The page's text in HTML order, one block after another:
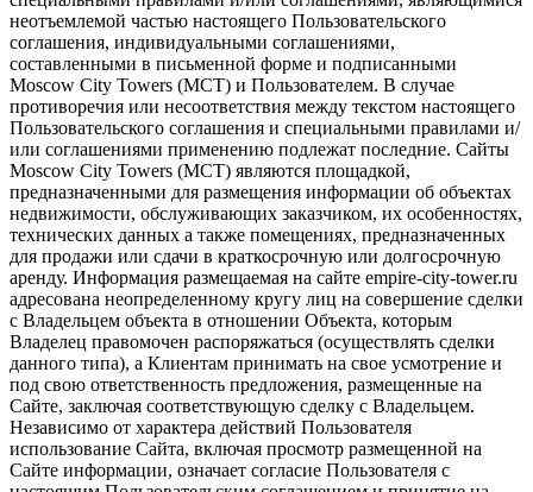
неотъемлемой частью настоящего Пользовательского
соглашения, индивидуальными соглашениями,
составленными в письменной форме и подписанными
Moscow City Towers (МСТ) и Пользователем. В случае
противоречия или несоответствия между текстом настоящего
Пользовательского соглашения и специальными правилами и/
или соглашениями применению подлежат последние. Сайты
Moscow City Towers (МСТ) являются площадкой,
предназначенными для размещения информации об объектах
недвижимости, обслуживающих заказчиком, их особенностях,
технических данных а также помещениях, предназначенных
для продажи или сдачи в краткосрочную или долгосрочную
аренду. Информация размещаемая на сайте empire-city-tower.ru
адресована неопределенному кругу лиц на совершение сделки
с Владельцем объекта в отношении Объекта, которым
Владелец правомочен распоряжаться (осуществлять сделки
данного типа), а Клиентам принимать на свое усмотрение и
под свою ответственность предложения, размещенные на
Сайте, заключая соответствующую сделку с Владельцем.
Независимо от характера действий Пользователя
использование Сайта, включая просмотр размещенной на
Сайте информации, означает согласие Пользователя с